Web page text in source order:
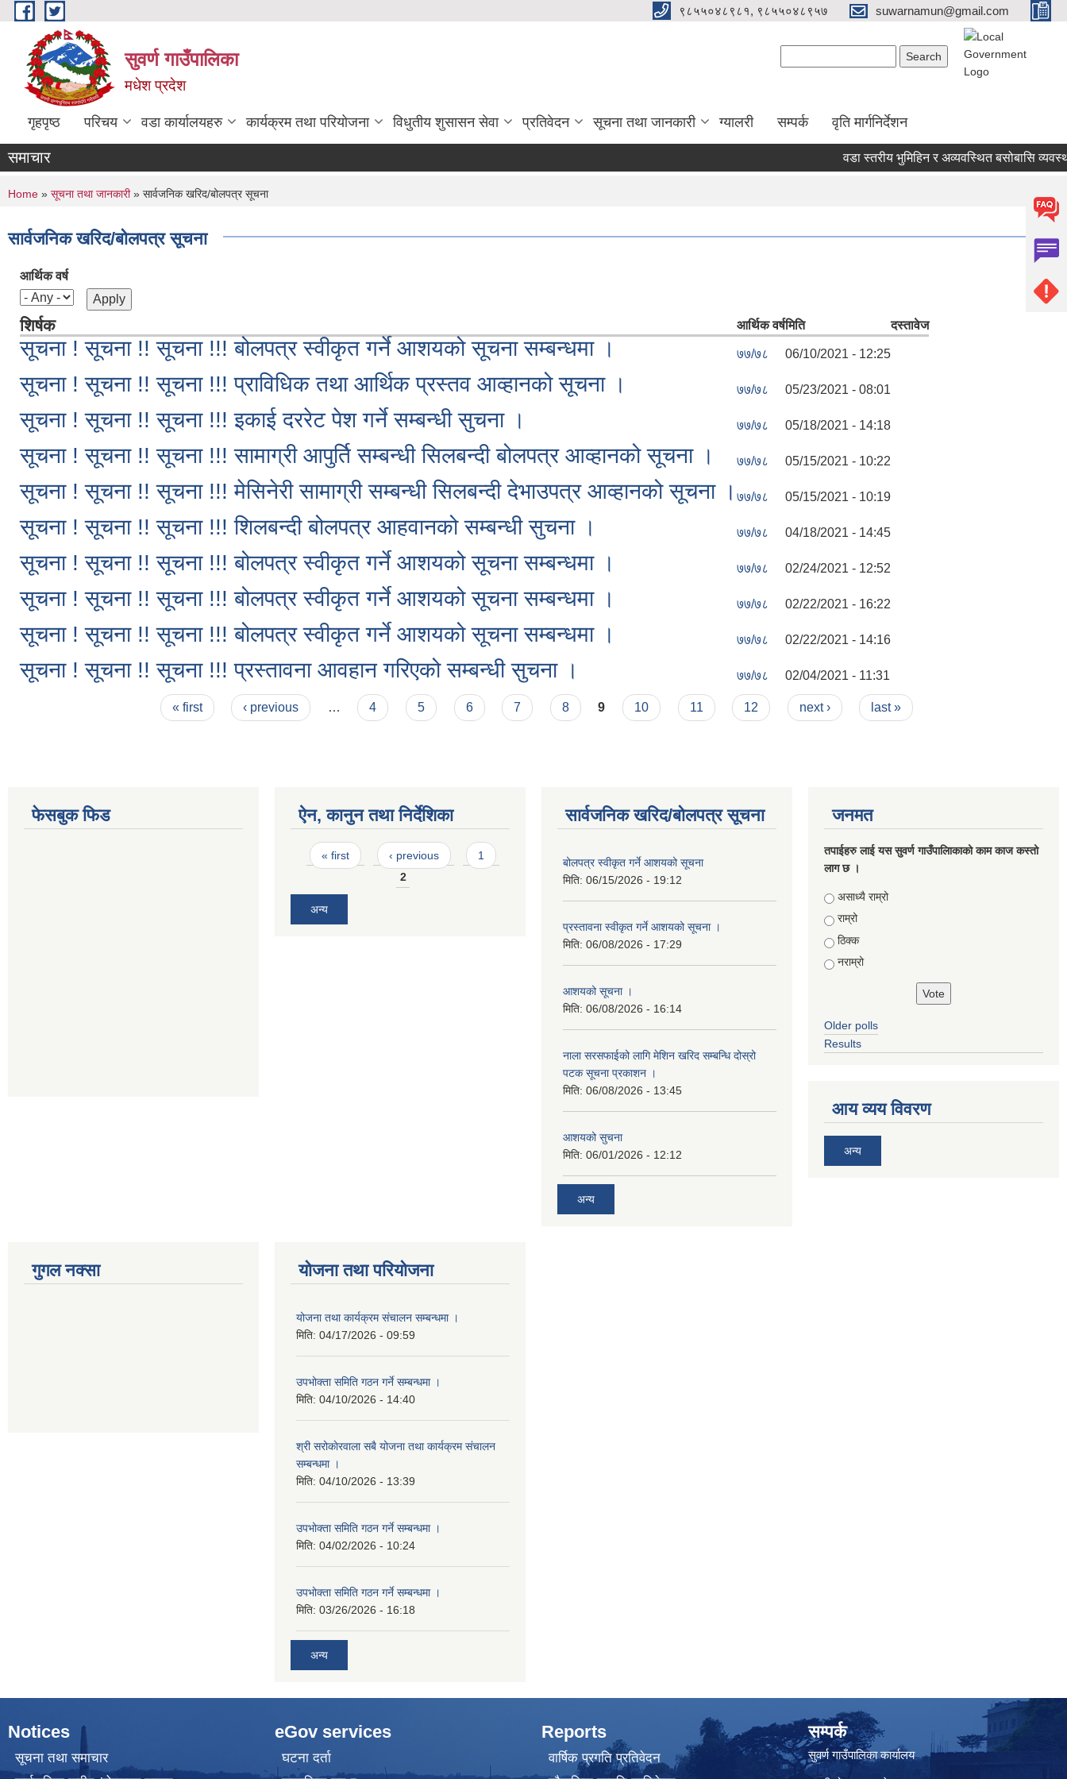
Skip to main content ९८५५०४८९८१, ९८५५०४८९५७ suwarnamun@gmail.com
सुवर्ण गाउँपालिका
मधेश प्रदेश
गृहपृष्ठ परिचय वडा कार्यालयहरु कार्यक्रम तथा परियोजना विधुतीय शुसासन सेवा प्रतिवेदन सूचना तथा जानकारी ग्यालरी सम्पर्क वृति मार्गनिर्देशन
समाचार वडा स्तरीय भुमिहिन र अव्यवस्थित बसोबासि
You are here
Home » सूचना तथा जानकारी» सार्वजनिक खरिद/बोलपत्र सूचना
सार्वजनिक खरिद/बोलपत्र सूचना
आर्थिक वर्ष
शिर्षक आर्थिक वर्षमिति दस्तावेज
सूचना ! सूचना !! सूचना !!! बोलपत्र स्वीकृत गर्ने आशयको सूचना सम्बन्धमा । ७७/७८ 06/10/2021 - 12:25
सूचना ! सूचना !! सूचना !!! प्राविधिक तथा आर्थिक प्रस्तव आव्हानको सूचना । ७७/७८ 05/23/2021 - 08:01
सूचना ! सूचना !! सूचना !!! इकाई दररेट पेश गर्ने सम्बन्धी सुचना । ७७/७८ 05/18/2021 - 14:18
सूचना ! सूचना !! सूचना !!! सामाग्री आपुर्ति सम्बन्धी सिलबन्दी बोलपत्र आव्हानको सूचना । ७७/७८ 05/15/2021 - 10:22
सूचना ! सूचना !! सूचना !!! मेसिनेरी सामाग्री सम्बन्धी सिलबन्दी देभाउपत्र आव्हानको सूचना । ७७/७८ 05/15/2021 - 10:19
सूचना ! सूचना !! सूचना !!! शिलबन्दी बोलपत्र आहवानको सम्बन्धी सुचना । ७७/७८ 04/18/2021 - 14:45
सूचना ! सूचना !! सूचना !!! बोलपत्र स्वीकृत गर्ने आशयको सूचना सम्बन्धमा । ७७/७८ 02/24/2021 - 12:52
सूचना ! सूचना !! सूचना !!! बोलपत्र स्वीकृत गर्ने आशयको सूचना सम्बन्धमा । ७७/७८ 02/22/2021 - 16:22
सूचना ! सूचना !! सूचना !!! बोलपत्र स्वीकृत गर्ने आशयको सूचना सम्बन्धमा । ७७/७८ 02/22/2021 - 14:16
सूचना ! सूचना !! सूचना !!! प्रस्तावना आवहान गरिएको सम्बन्धी सुचना । ७७/७८ 02/04/2021 - 11:31
« first ‹ previous … 4 5 6 7 8 9 10 11 12 next › last »
फेसबुक फिड ऐन, कानुन तथा निर्देशिका
Pages
« first ‹ previous
1
2
अन्य
सार्वजनिक खरिद/बोलपत्र सूचना
बोलपत्र स्वीकृत गर्ने आशयको सूचना
मिति: 06/15/2026 - 19:12
प्रस्तावना स्वीकृत गर्ने आशयको सूचना ।
मिति: 06/08/2026 - 17:29
आशयको सूचना ।
मिति: 06/08/2026 - 16:14
नाला सरसफाईको लागि मेशिन खरिद सम्बन्धि दोस्रो
पटक सूचना प्रकाशन ।
मिति: 06/08/2026 - 13:45
आशयको सुचना
मिति: 06/01/2026 - 12:12
अन्य
जनमत
तपाईहरु लाई यस सुवर्ण गाउँपालिाकाको काम काज कस्तो
लाग छ ।
Choices
असाध्यै राम्रो
राम्रो
ठिक्क
नराम्रो
Older polls
Results
आय व्यय विवरण
अन्य
गुगल नक्सा योजना तथा परियोजना
योजना तथा कार्यक्रम संचालन सम्बन्धमा ।
मिति: 04/17/2026 - 09:59
उपभोक्ता समिति गठन गर्ने सम्बन्धमा ।
मिति: 04/10/2026 - 14:40
श्री सरोकाेरवाला सबै योजना तथा कार्यक्रम संचालन
सम्बन्धमा ।
मिति: 04/10/2026 - 13:39
उपभोक्ता समिति गठन गर्ने सम्बन्धमा ।
मिति: 04/02/2026 - 10:24
उपभोक्ता समिति गठन गर्ने सम्बन्धमा ।
मिति: 03/26/2026 - 16:18
अन्य
Notices
सूचना तथा समाचार
eGov services
घटना दर्ता
Reports
वार्षिक प्रगति प्रतिवेदन
सम्पर्क
सुवर्ण गाउँपालिका कार्यालय